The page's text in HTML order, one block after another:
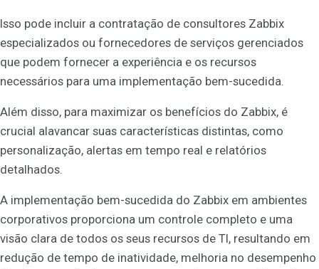
Isso pode incluir a contratação de consultores Zabbix
especializados ou fornecedores de serviços gerenciados
que podem fornecer a experiência e os recursos
necessários para uma implementação bem-sucedida.
Além disso, para maximizar os benefícios do Zabbix, é
crucial alavancar suas características distintas, como
personalização, alertas em tempo real e relatórios
detalhados.
A implementação bem-sucedida do Zabbix em ambientes
corporativos proporciona um controle completo e uma
visão clara de todos os seus recursos de TI, resultando em
redução de tempo de inatividade, melhoria no desempenho